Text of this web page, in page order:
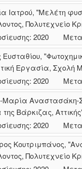
Ιατρού, "Μελέτη
Πολυτεχνείο
2020
Ευσταθίου,
Εργασία, Σχολή
2020
Μαρία
Βάρκιζας,
2020
Κουτριμπάνος,
Πολυτεχνείο